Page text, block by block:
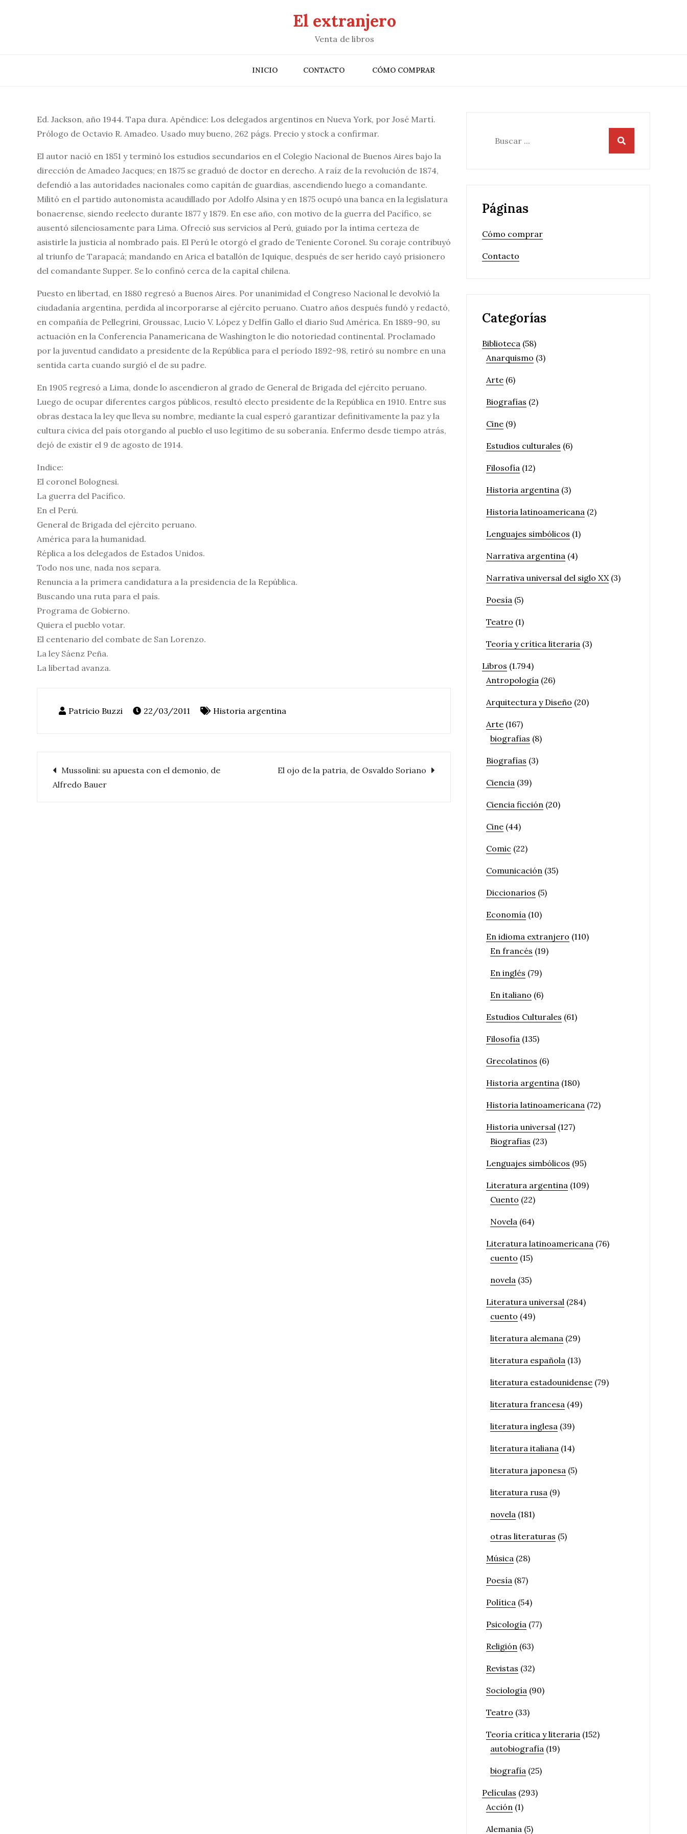
El extranjero
Venta de libros
INICIO CONTACTO CÓMO COMPRAR
Ed. Jackson, año 1944. Tapa dura. Apéndice: Los delegados argentinos en Nueva York, por José Martí.
Prólogo de Octavio R. Amadeo. Usado muy bueno, 262 págs. Precio y stock a confirmar.
El autor nació en 1851 y terminó los estudios secundarios en el Colegio Nacional de Buenos Aires bajo la
dirección de Amadeo Jacques; en 1875 se graduó de doctor en derecho. A raíz de la revolución de 1874,
defendió a las autoridades nacionales como capitán de guardias, ascendiendo luego a comandante.
Militó en el partido autonomista acaudillado por Adolfo Alsina y en 1875 ocupó una banca en la legislatura
bonaerense, siendo reelecto durante 1877 y 1879. En ese año, con motivo de la guerra del Pacífico, se
ausentó silenciosamente para Lima. Ofreció sus servicios al Perú, guiado por la íntima certeza de
asistirle la justicia al nombrado país. El Perú le otorgó el grado de Teniente Coronel. Su coraje contribuyó
al triunfo de Tarapacá; mandando en Arica el batallón de Iquique, después de ser herido cayó prisionero
del comandante Supper. Se lo confinó cerca de la capital chilena.
Puesto en libertad, en 1880 regresó a Buenos Aires. Por unanimidad el Congreso Nacional le devolvió la
ciudadanía argentina, perdida al incorporarse al ejército peruano. Cuatro años después fundó y redactó,
en compañía de Pellegrini, Groussac, Lucio V. López y Delfín Gallo el diario Sud América. En 1889-90, su
actuación en la Conferencia Panamericana de Washington le dio notoriedad continental. Proclamado
por la juventud candidato a presidente de la República para el período 1892-98, retiró su nombre en una
sentida carta cuando surgió el de su padre.
En 1905 regresó a Lima, donde lo ascendieron al grado de General de Brigada del ejército peruano.
Luego de ocupar diferentes cargos públicos, resultó electo presidente de la República en 1910. Entre sus
obras destaca la ley que lleva su nombre, mediante la cual esperó garantizar definitivamente la paz y la
cultura cívica del país otorgando al pueblo el uso legítimo de su soberanía. Enfermo desde tiempo atrás,
dejó de existir el 9 de agosto de 1914.
Indice:
El coronel Bolognesi.
La guerra del Pacífico.
En el Perú.
General de Brigada del ejército peruano.
América para la humanidad.
Réplica a los delegados de Estados Unidos.
Todo nos une, nada nos separa.
Renuncia a la primera candidatura a la presidencia de la República.
Buscando una ruta para el país.
Programa de Gobierno.
Quiera el pueblo votar.
El centenario del combate de San Lorenzo.
La ley Sáenz Peña.
La libertad avanza.
22/03/2011 Historia argentina
Navegación
Mussolini: su apuesta con el demonio, de
Alfredo Bauer
El ojo de la patria, de Osvaldo Soriano
Páginas
Cómo comprar
Contacto
Categorías
Biblioteca (58)
Anarquismo (3)
Arte (6)
Biografías (2)
Cine (9)
Estudios culturales (6)
Filosofía (12)
Historia argentina (3)
Historia latinoamericana (2)
Lenguajes simbólicos (1)
Narrativa argentina (4)
Narrativa universal del siglo XX(3)
Poesía (5)
Teatro (1)
Teoría y crítica literaria (3)
Libros (1.794)
Antropología (26)
Arquitectura y Diseño (20)
Arte (167)
biografías (8)
Biografías (3)
Ciencia (39)
Ciencia ficción (20)
Cine (44)
Comic (22)
Comunicación (35)
Diccionarios (5)
Economía (10)
En idioma extranjero (110)
En francés (19)
En inglés (79)
En italiano (6)
Estudios Culturales (61)
Filosofía (135)
Grecolatinos (6)
Historia argentina (180)
Historia latinoamericana (72)
Historia universal (127)
Biografías (23)
Lenguajes simbólicos (95)
Literatura argentina (109)
Cuento (22)
Novela (64)
Literatura latinoamericana (76)
cuento (15)
novela (35)
Literatura universal (284)
cuento (49)
literatura alemana (29)
literatura española (13)
literatura estadounidense (79)
literatura francesa (49)
literatura inglesa (39)
literatura italiana (14)
literatura japonesa (5)
literatura rusa (9)
novela (181)
otras literaturas (5)
Música (28)
Poesía (87)
Política (54)
Psicología (77)
Religión (63)
Revistas (32)
Sociología (90)
Teatro (33)
Teoría crítica y literaria (152)
autobiografía (19)
biografía (25)
Películas (293)
Acción (1)
Alemania (5)